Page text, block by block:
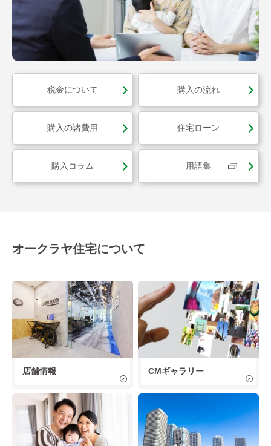
税金について 購入の流れ
購入の諸費用 住宅ローン
購入コラム 用語集
オークラヤ住宅について
店舗情報 CMギャラリー